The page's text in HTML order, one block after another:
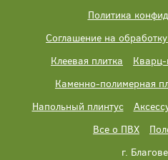
Политика
Соглашение на
Клеевая плитка
Кварц-
Каменно-полимерная
Напольный плинтус
Все о ПВХ
г.